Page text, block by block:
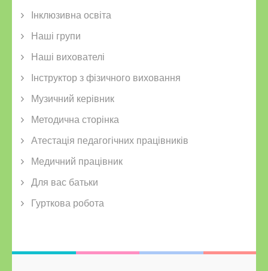
Інклюзивна освіта
Наші групи
Наші вихователі
Інструктор з фізичного виховання
Музичний керівник
Методична сторінка
Атестація педагогічних працівників
Медичний працівник
Для вас батьки
Гурткова робота